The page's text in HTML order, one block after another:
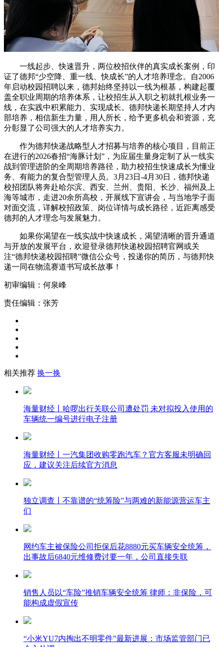
一线起步、快速晋升，两位校招伙伴的真实成长案例，印
证了德邦“少空降、重一线、快成长”的人才培养理念。自2006
年启动校园招聘以来，德邦始终坚持以一线为根基，构建起覆
盖全职业周期的培养体系，让校招生从入职之初就扎根业务一
线，在实践中积累能力、实现成长。德邦快递长期坚持人才内
部培养，相信新生力量，用人所长，给予更多机会和资源，充
分彰显了公司强大的人才培养实力。
作为德邦快递战略型人才招募与培养的核心项目，目前正
在进行的2026春招“海豚计划”，为应届生量身定制了从一线实
战到管理进阶的全周期培养路径，助力校招生快速成长为懂业
务、有能力的复合型管理人员。3月23日-4月30日，德邦快递
校招团队将奔赴哈尔滨、西安、兰州、贵阳、长沙、福州及上
海等城市，走进20余所高校，开展线下宣讲会，与当地学子面
对面交流，详解校招政策、岗位详情与成长路径，近距离感受
德邦的人才理念与发展魅力。
如果你渴望在一线实战中快速成长，渴望清晰的晋升通道
与开放的发展平台，欢迎登录德邦快递校园招聘官网或关
注“德邦快递校园招聘”微信公众号，投递你的简历，与德邦快
递一同在物流赛道书写成长故事！
初审编辑：何泉峰
责任编辑：张芳
相关推荐 换一换
海量财经丨哈啰出行关联公司遭处罚 未对拟投入使用的
车辆统一编号进行电子注册
海量财经丨一汽集团收购零跑汽车？官方客服未明确回
应，建议关注后续官方消息
独立调查丨不靠谱的“统筹险”与两难的新能源营运车主
们
网约车主被保险公司拒保后花8880元买车辆安全统筹，
出事故后6840元维修费讨要一年，公司直接失联
销售人员以“车险”推销车辆安全统筹 律师：非保险，可
能构成虚假宣传
“小米YU7内掏出不明零件”最新进展：市场监管部门已